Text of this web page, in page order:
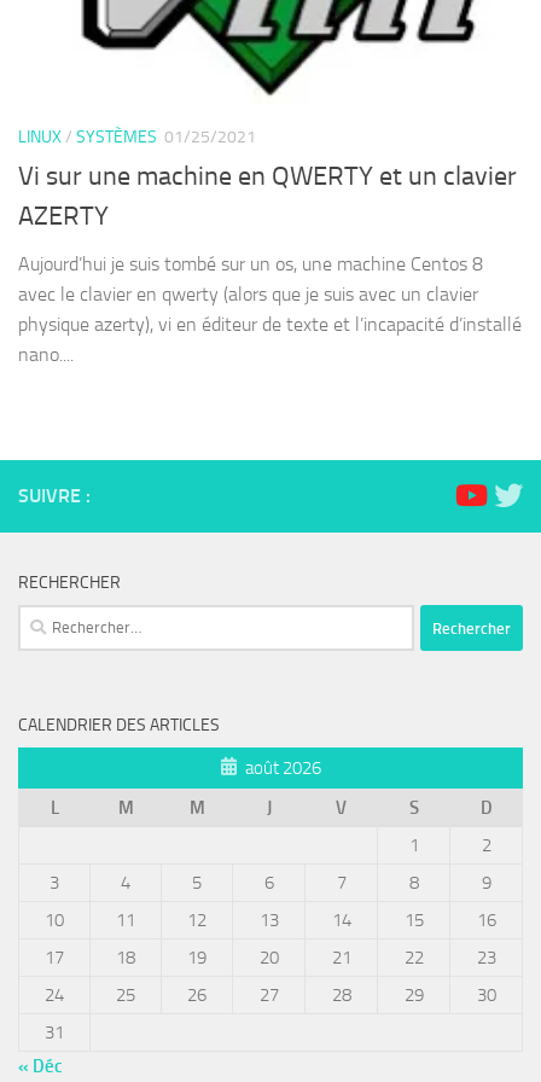
LINUX/ SYSTÈMES 01/25/2021
Vi sur une machine en QWERTY et un clavier
AZERTY
Aujourd’hui je suis tombé sur un os, une machine Centos 8
avec le clavier en qwerty (alors que je suis avec un clavier
physique azerty), vi en éditeur de texte et l’incapacité d’installé
nano....
SUIVRE :
RECHERCHER
Rechercher :
CALENDRIER DES ARTICLES
août 2026
L
M M J V S
D
1
2
3
4 5 6 7 8
9
10
11 12 13 14 15
16
17
18 19 20 21 22
23
24
25 26 27 28 29
30
31
« Déc